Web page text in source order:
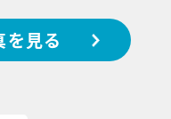
を見る